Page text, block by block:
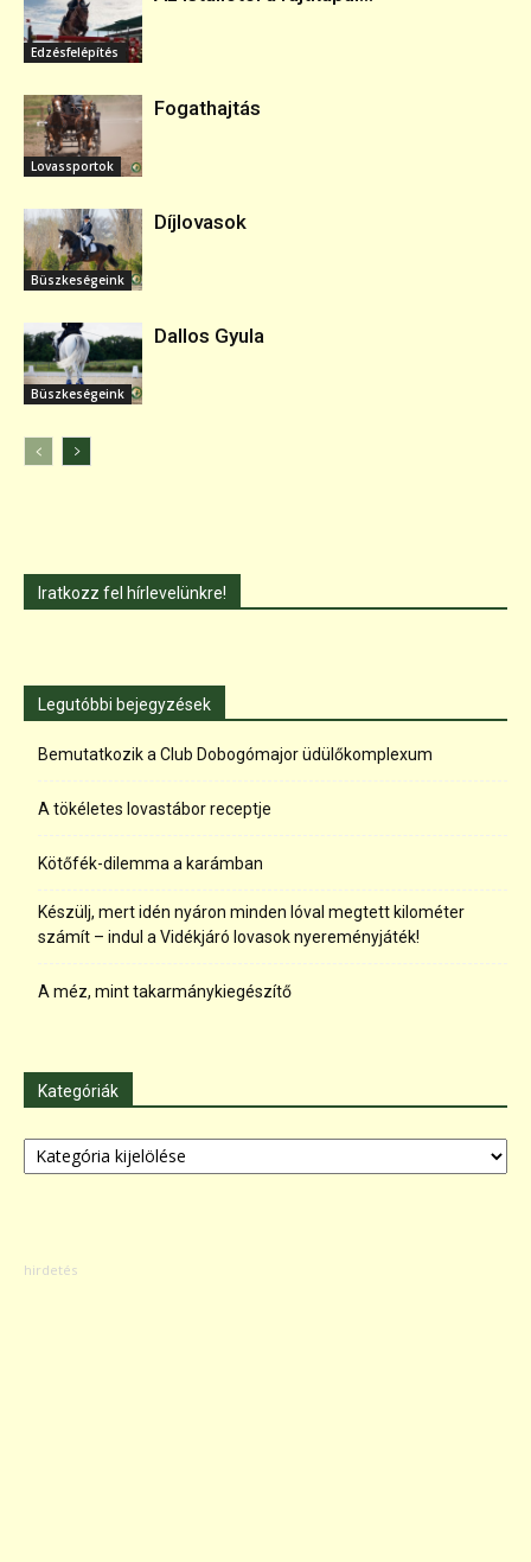
Edzésfelépítés
Lovassportok
Fogathajtás
Büszkeségeink
Díjlovasok
Büszkeségeink
Dallos Gyula
Iratkozz fel hírlevelünkre!
Legutóbbi bejegyzések
Bemutatkozik a Club Dobogómajor üdülőkomplexum
A tökéletes lovastábor receptje
Kötőfék-dilemma a karámban
Készülj, mert idén nyáron minden lóval megtett kilométer
számít – indul a Vidékjáró lovasok nyereményjáték!
A méz, mint takarmánykiegészítő
Kategóriák
Kategóriák